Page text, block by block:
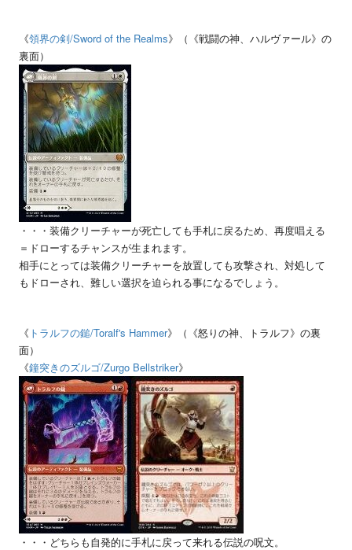
《領界の剣/Sword of the Realms》（《戦闘の神、ハルヴァール》の
裏面）
・・・装備クリーチャーが死亡しても手札に戻るため、再度唱える
＝ドローするチャンスが生まれます。
相手にとっては装備クリーチャーを放置しても攻撃され、対処して
もドローされ、難しい選択を迫られる事になるでしょう。
《 トラルフの鎚/Toralf's Hammer》（《怒りの神、トラルフ》の裏
面）
《鐘突きのズルゴ/Zurgo Bellstriker》
・・・どちらも自発的に手札に戻って来れる伝説の呪文。